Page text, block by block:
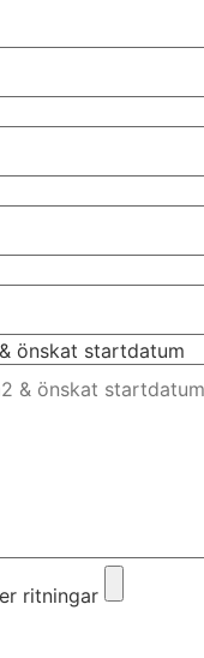
önskat startdatum
ritningar